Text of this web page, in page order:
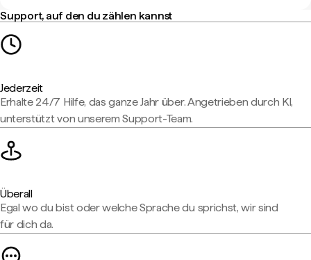
Support, auf den du zählen kannst
Jederzeit
Erhalte 24/7 Hilfe, das ganze Jahr über. Angetrieben durch KI,
unterstützt von unserem Support-Team.
Überall
Egal wo du bist oder welche Sprache du sprichst, wir sind
für dich da.